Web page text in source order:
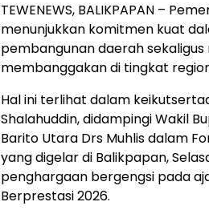
TEWENEWS, BALIKPAPAN –
menunjukkan komitmen kuat
pembangunan daerah
membanggakan di tingkat
Hal ini terlihat dalam
Shalahuddin, didampingi Wakil
Barito Utara Drs Muhlis dalam
yang digelar di Balikpapan,
penghargaan bergengsi pada
Berprestasi 2026.